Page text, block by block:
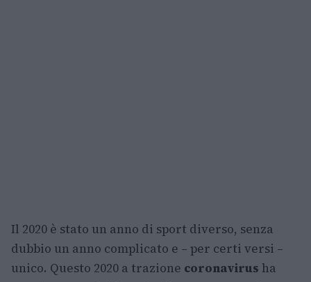
Il 2020 è stato un anno di sport diverso, senza
dubbio un anno complicato e – per certi versi –
unico. Questo 2020 a trazione coronavirus ha